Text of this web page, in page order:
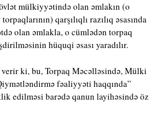
mülkiyyətində olan əmlakın (o
qarşılıqlı razılıq əsasında
olan əmlakla, o cümlədən torpaq
hüquqi əsası yaradılır.
verir ki, bu, Torpaq Məcəlləsində, Mülki
fəaliyyəti haqqında”
edilməsi barədə qanun layihəsində öz